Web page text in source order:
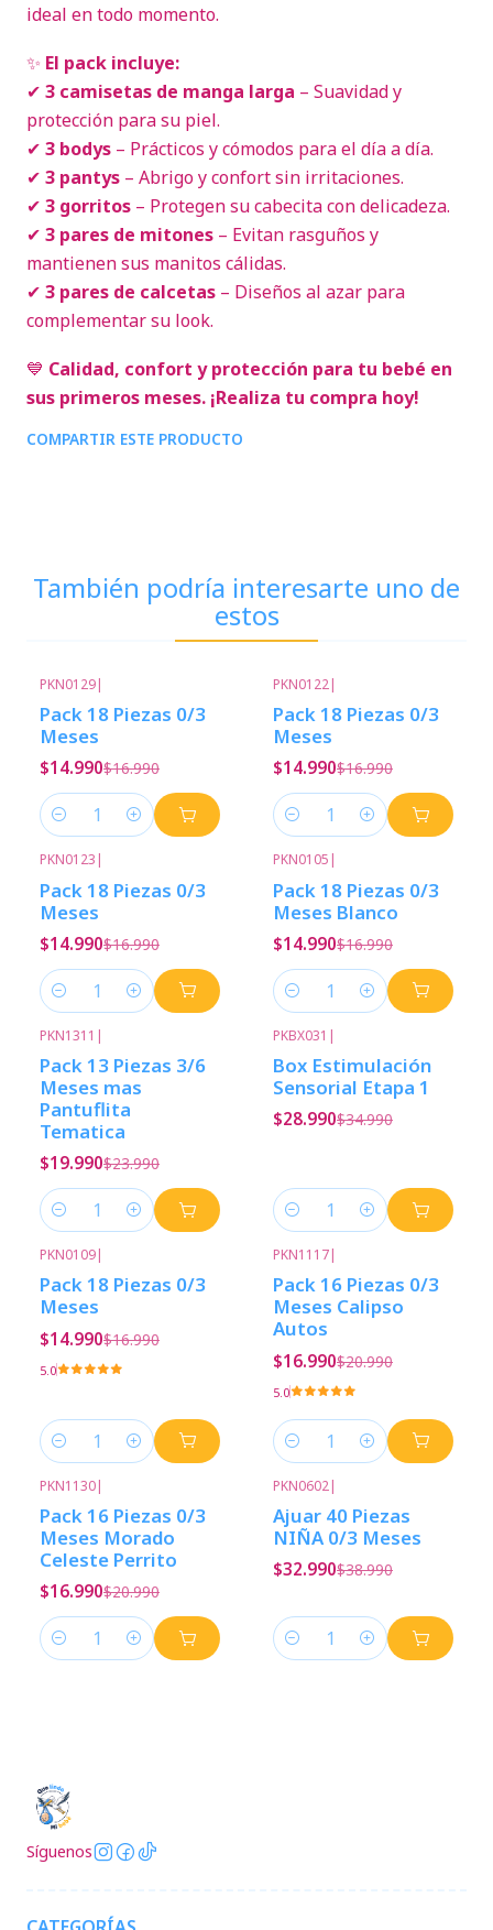
ideal en todo momento.
✨ El pack incluye:
✔ 3 camisetas de manga larga – Suavidad y
protección para su piel.
✔ 3 bodys – Prácticos y cómodos para el día a día.
✔ 3 pantys – Abrigo y confort sin irritaciones.
✔ 3 gorritos – Protegen su cabecita con delicadeza.
✔ 3 pares de mitones – Evitan rasguños y
mantienen sus manitos cálidas.
✔ 3 pares de calcetas – Diseños al azar para
complementar su look.
💙 Calidad, confort y protección para tu bebé en
sus primeros meses. ¡Realiza tu compra hoy!
COMPARTIR ESTE PRODUCTO
También podría interesarte uno de
estos
PKN0129|
Pack 18 Piezas 0/3
Meses
$14.990$16.990
Cantidad
PKN0122|
Pack 18 Piezas 0/3
Meses
$14.990$16.990
Cantidad
PKN0123 |
Pack 18 Piezas 0/3
Meses
$14.990$16.990
Cantidad
PKN0105 |
Pack 18 Piezas 0/3
Meses Blanco
$14.990$16.990
Cantidad
PKN1311 |
Pack 13 Piezas 3/6
Meses mas
Pantuflita
Tematica
$19.990$23.990
Cantidad
PKBX031 |
Box Estimulación
Sensorial Etapa 1
$28.990$34.990
Cantidad
PKN0109|
Pack 18 Piezas 0/3
Meses
$14.990$16.990
5.0
Cantidad
PKN1117|
Pack 16 Piezas 0/3
Meses Calipso
Autos
$16.990$20.990
5.0
Cantidad
PKN1130|
Pack 16 Piezas 0/3
Meses Morado
Celeste Perrito
$16.990$20.990
Cantidad
PKN0602|
Ajuar 40 Piezas
NIÑA 0/3 Meses
$32.990$38.990
Cantidad
Síguenos